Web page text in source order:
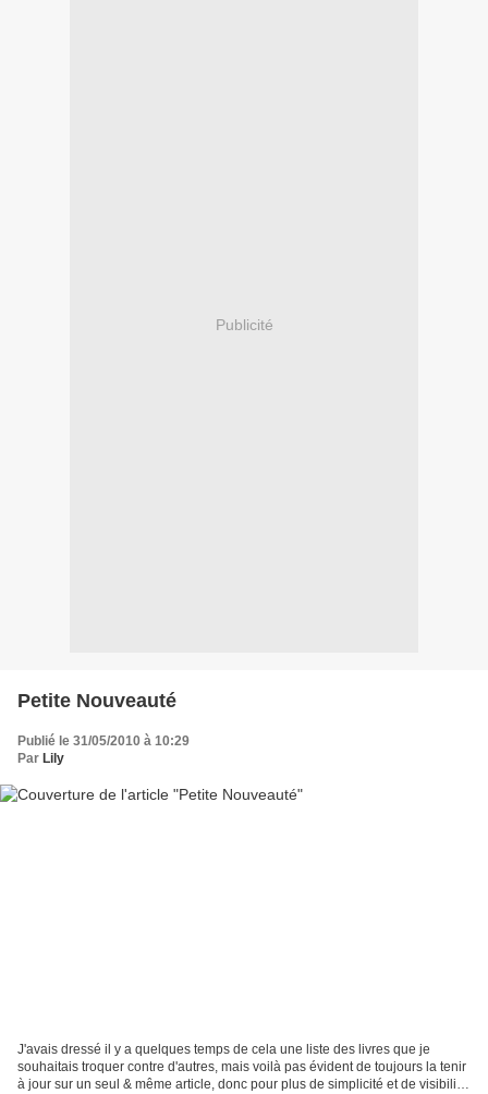
Publicité
Petite Nouveauté
Publié le 31/05/2010 à 10:29
Par Lily
J'avais dressé il y a quelques temps de cela une liste des livres que je
souhaitais troquer contre d'autres, mais voilà pas évident de toujours la tenir
à jour sur un seul & même article, donc pour plus de simplicité et de visibilité,